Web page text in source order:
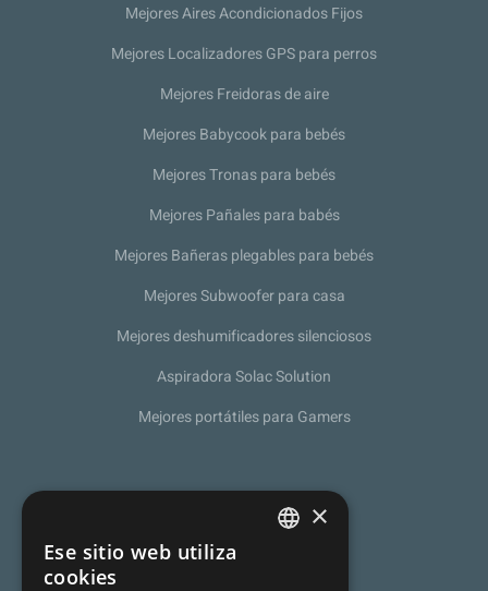
Mejores Aires Acondicionados Fijos
Mejores Localizadores GPS para perros
Mejores Freidoras de aire
Mejores Babycook para bebés
Mejores Tronas para bebés
Mejores Pañales para babés
Mejores Bañeras plegables para bebés
Mejores Subwoofer para casa
Mejores deshumificadores silenciosos
Aspiradora Solac Solution
Mejores portátiles para Gamers
Sobre nosotros
Política de Privacidad
×
Ese sitio web utiliza
cookies